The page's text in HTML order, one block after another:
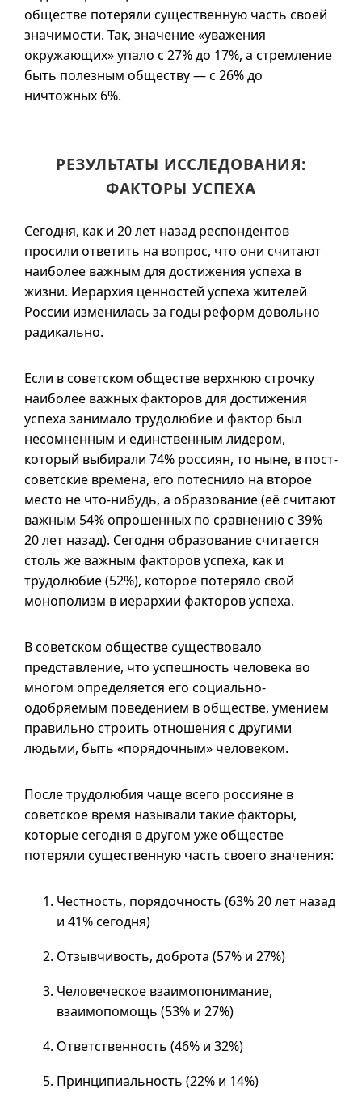
обществе потеряли существенную часть своей
значимости. Так, значение «уважения
окружающих» упало с 27% до 17%, а стремление
быть полезным обществу — с 26% до
ничтожных 6%.
РЕЗУЛЬТАТЫ ИССЛЕДОВАНИЯ:
ФАКТОРЫ УСПЕХА
Сегодня, как и 20 лет назад респондентов
просили ответить на вопрос, что они считают
наиболее важным для достижения успеха в
жизни. Иерархия ценностей успеха жителей
России изменилась за годы реформ довольно
радикально.
Если в советском обществе верхнюю строчку
наиболее важных факторов для достижения
успеха занимало трудолюбие и фактор был
несомненным и единственным лидером,
который выбирали 74% россиян, то ныне, в пост-
советские времена, его потеснило на второе
место не что-нибудь, а образование (её считают
важным 54% опрошенных по сравнению с 39%
20 лет назад). Сегодня образование считается
столь же важным факторов успеха, как и
трудолюбие (52%), которое потеряло свой
монополизм в иерархии факторов успеха.
В советском обществе существовало
представление, что успешность человека во
многом определяется его социально-
одобряемым поведением в обществе, умением
правильно строить отношения с другими
людьми, быть «порядочным» человеком.
После трудолюбия чаще всего россияне в
советское время называли такие факторы,
которые сегодня в другом уже обществе
потеряли существенную часть своего значения:
Честность, порядочность (63% 20 лет назад
и 41% сегодня)
Отзывчивость, доброта (57% и 27%)
Человеческое взаимопонимание,
взаимопомощь (53% и 27%)
Ответственность (46% и 32%)
Принципиальность (22% и 14%)